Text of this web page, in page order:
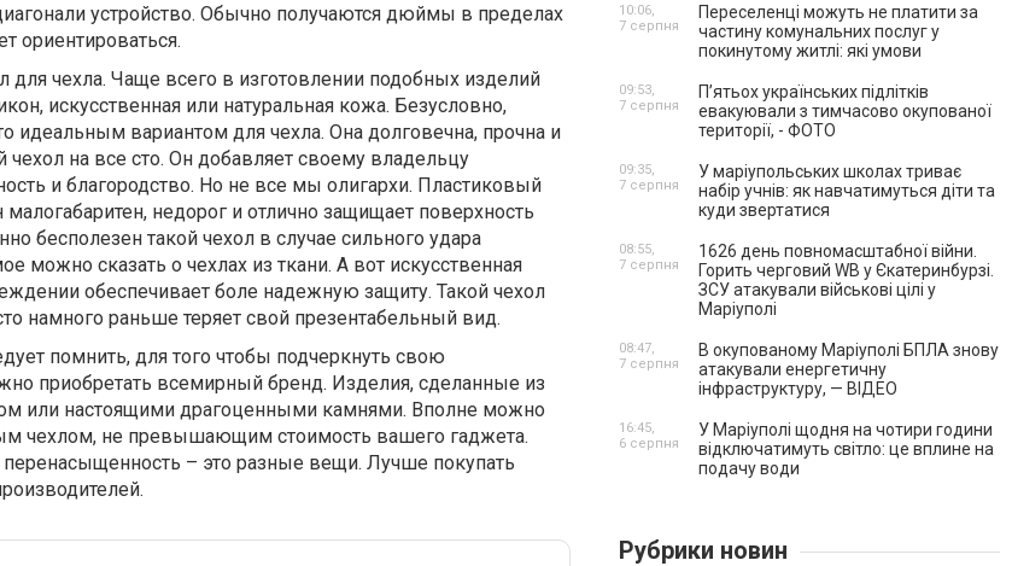
устройство. Обычно получаются дюймы в пределах
ориентироваться.
для чехла. Чаще всего в изготовлении подобных изделий
искусственная или натуральная кожа. Безусловно,
идеальным вариантом для чехла. Она долговечна, прочна и
на все сто. Он добавляет своему владельцу
и благородство. Но не все мы олигархи. Пластиковый
недорог и отлично защищает поверхность
бесполезен такой чехол в случае сильного удара
можно сказать о чехлах из ткани. А вот искусственная
обеспечивает боле надежную защиту. Такой чехол
намного раньше теряет свой презентабельный вид.
помнить, для того чтобы подчеркнуть свою
приобретать всемирный бренд. Изделия, сделанные из
или настоящими драгоценными камнями. Вполне можно
чехлом, не превышающим стоимость вашего гаджета.
перенасыщенность – это разные вещи. Лучше покупать
Переселенці можуть не платити за
частину комунальних послуг у
покинутому житлі: які умови
10:06,
7 серпня
П’ятьох українських підлітків
евакуювали з тимчасово окупованої
території, - ФОТО
09:53,
7 серпня
У маріупольських школах триває
набір учнів: як навчатимуться діти та
куди звертатися
09:35,
7 серпня
1626 день повномасштабної війни.
Горить черговий WB у Єкатеринбурзі.
ЗСУ атакували військові цілі у
Маріуполі
08:55,
7 серпня
В окупованому Маріуполі БПЛА знову
атакували енергетичну
інфраструктуру, — ВІДЕО
08:47,
7 серпня
У Маріуполі щодня на чотири години
відключатимуть світло: це вплине на
подачу води
16:45,
6 серпня
Рубрики новин